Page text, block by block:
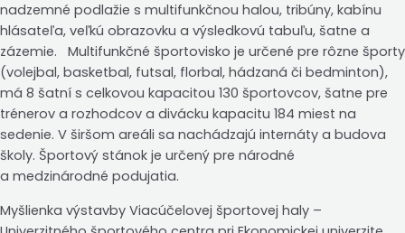
nadzemné podlažie s multifunkčnou halou, tribúny, kabínu
hlásateľa, veľkú obrazovku a výsledkovú tabuľu, šatne a
zázemie. Multifunkčné športovisko je určené pre rôzne športy
(volejbal, basketbal, futsal, florbal, hádzaná či bedminton),
má 8 šatní s celkovou kapacitou 130 športovcov, šatne pre
trénerov a rozhodcov a divácku kapacitu 184 miest na
sedenie. V širšom areáli sa nachádzajú internáty a budova
školy. Športový stánok je určený pre národné
a medzinárodné podujatia.
Myšlienka výstavby Viacúčelovej športovej haly –